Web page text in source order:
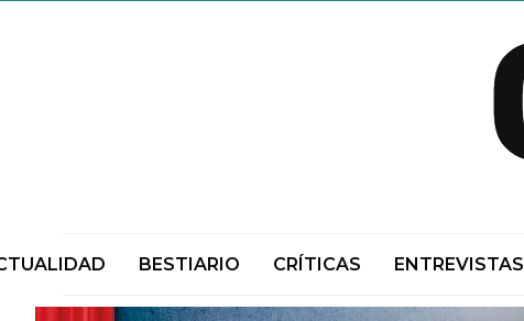
BESTIARIO CRÍTICAS ENTREVISTAS